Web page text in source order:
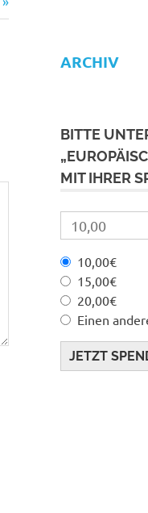
ARCHIV
BITTE
MIT IHRER
10,00€
15,00€
20,00€
Einen
JETZT